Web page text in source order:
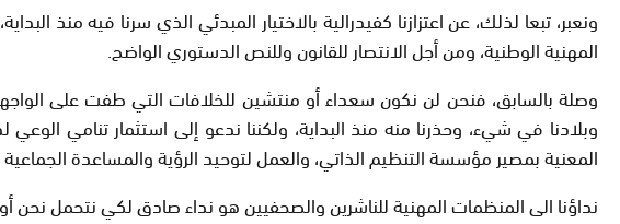
ونعبر، تبعا لذلك، عن اعتزازنا كفيدرالية بالاختيار المبدئي الذي سرنا فيه منذ
المهنية الوطنية، ومن أجل الانتصار للقانون وللنص الدستوري الواضح.
وصلة بالسابق، فنحن لن نكون سعداء أو منتشين للخلافات التي طفت على الواجهة
وبلادنا في شيء، وحذرنا منه منذ البداية، ولكننا ندعو إلى استثمار تنامي
المعنية بمصير مؤسسة التنظيم الذاتي، والعمل لتوحيد الرؤية والمساعدة
نداؤنا الى المنظمات المهنية للناشرين والصحفيين هو نداء صادق لكي نتحمل